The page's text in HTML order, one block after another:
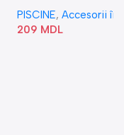
PISCINE, Accesorii
209 MDL